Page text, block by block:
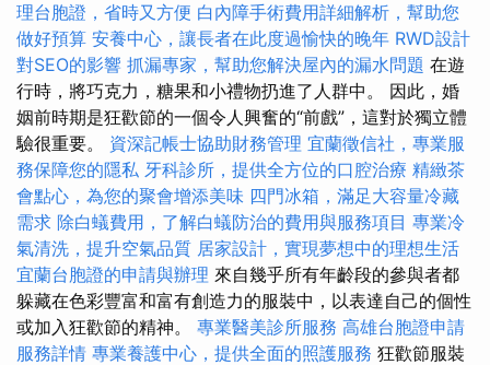
理台胞證，省時又方便 白內障手術費用詳細解析，幫助您
做好預算 安養中心，讓長者在此度過愉快的晚年 RWD設計
對SEO的影響 抓漏專家，幫助您解決屋內的漏水問題 在遊
行時，將巧克力，糖果和小禮物扔進了人群中。 因此，婚
姻前時期是狂歡節的一個令人興奮的“前戲”，這對於獨立體
驗很重要。 資深記帳士協助財務管理 宜蘭徵信社，專業服
務保障您的隱私 牙科診所，提供全方位的口腔治療 精緻茶
會點心，為您的聚會增添美味 四門冰箱，滿足大容量冷藏
需求 除白蟻費用，了解白蟻防治的費用與服務項目 專業冷
氣清洗，提升空氣品質 居家設計，實現夢想中的理想生活
宜蘭台胞證的申請與辦理 來自幾乎所有年齡段的參與者都
躲藏在色彩豐富和富有創造力的服裝中，以表達自己的個性
或加入狂歡節的精神。 專業醫美診所服務 高雄台胞證申請
服務詳情 專業養護中心，提供全面的照護服務 狂歡節服裝